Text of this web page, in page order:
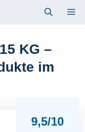
KG –
im
9,5/10